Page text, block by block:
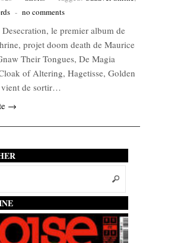
- no comments
le premier album de
projet doom death de Maurice
Their Tongues, De Magia
of Altering, Hagetisse, Golden
de sortir…
→